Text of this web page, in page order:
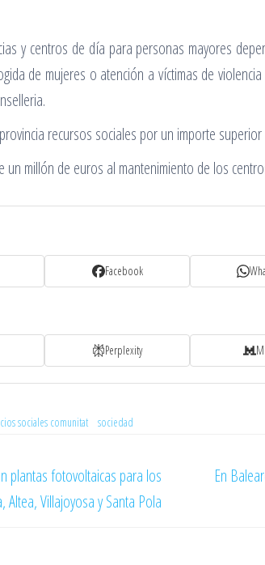
y centros de día para personas mayores
de mujeres o atención a víctimas de
recursos sociales por un importe
millón de euros al mantenimiento de los
Facebook
Perplexity
sociales comunitat sociedad
plantas fotovoltaicas para los
Villajoyosa y Santa Pola
En